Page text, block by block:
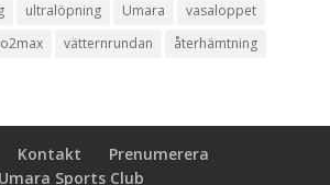
ultralöpning Umara
vasaloppet
vätternrundan återhämtning
Kontakt
Prenumerera
Umara Sports Club